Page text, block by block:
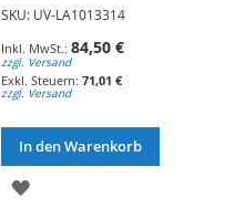
SKU: UV-LA1013314
84,50 €
zzgl. Versand
71,01 €
zzgl. Versand
In den Warenkorb
ZUR